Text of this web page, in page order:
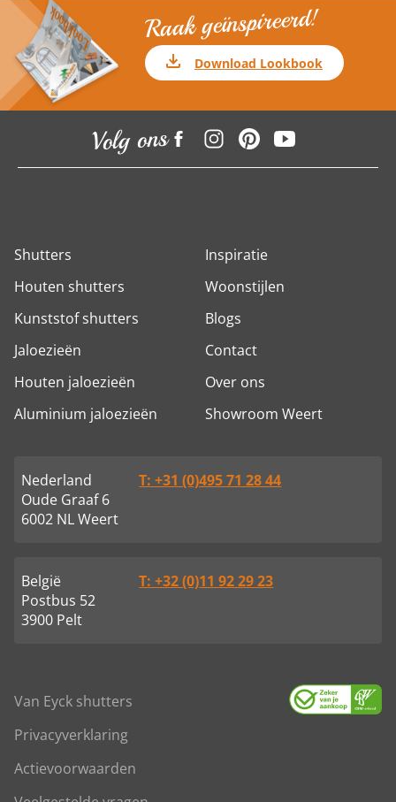
Raak geïnspireerd!
Download Lookbook
Volg ons
Shutters
Houten shutters
Kunststof shutters
Jaloezieën
Houten jaloezieën
Aluminium jaloezieën
Inspiratie
Woonstijlen
Blogs
Contact
Over ons
Showroom Weert
Nederland
Oude Graaf 6
6002 NL Weert
T: +31 (0)495 71 28 44
België
Postbus 52
3900 Pelt
T: +32 (0)11 92 29 23
Van Eyck shutters
Privacyverklaring
Actievoorwaarden